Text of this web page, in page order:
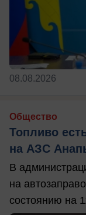
08.08.2026
Общество
Топливо
на АЗС
В
на
состоянию на